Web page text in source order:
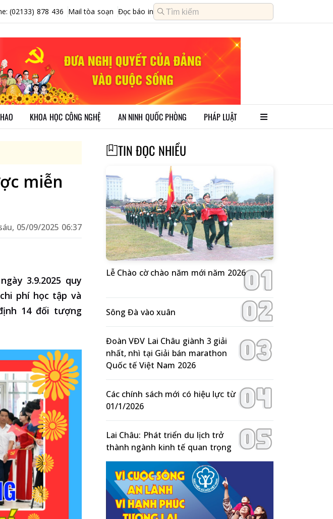
(02133) 878 436 Mail tòa soạn Đọc báo in
KHOA HỌC CÔNG NGHỆ AN NINH QUỐC PHÒNG PHÁP LUẬT
miễn
05/09/2025 06:37
3.9.2025 quy
phí học tập và
14 đối tượng
TIN ĐỌC NHIỀU
Lễ Chào cờ chào năm mới năm 2026
Sông Đà vào xuân
Đoàn VĐV Lai Châu giành 3 giải
nhất, nhì tại Giải bán marathon
Quốc tế Việt Nam 2026
Các chính sách mới có hiệu lực từ
01/1/2026
Lai Châu: Phát triển du lịch trở
thành ngành kinh tế quan trọng